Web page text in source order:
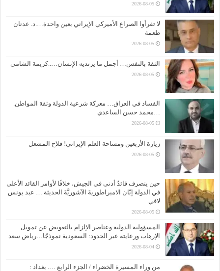
2026-08-05
لا تقرأوا الصراع الأميركي الإيراني بعين واحدة….د. عدنان
طعمة
2026-08-05
الثقة بالنفس… أجمل ما يرتديه الإنسان…..كريمة الشامي
2026-08-05
الفساد في العراق… معركة شرعية الدولة وثقة المواطن.
…محمد حسن الساعدي
2026-08-05
زيارة الأربعين ومساحة العلم الإيراني! فلاح المشعل
2026-08-05
حين يتصرف قائدٌ أدنى في الجيش، خلافًا لأوامر القائد الأعلى
في الدولة إبّان الامبراطوريةَ الآشوريَّةَ الحديثة … عبد يونس
لافي
2026-08-05
المسؤولية الدولية وعناصر الإلزام بالتعويض عن تمويل
الإرهاب ورعايته عبر الحدود: السعودية نموذجًا…رياض سعد
2026-08-04
من وراء المسيرة الخضراء / الجزء الرابع …. بغداد :